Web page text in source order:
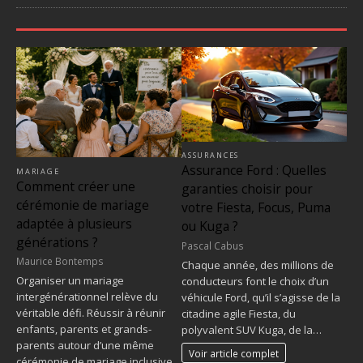
MARIAGE
Comment créer une
cérémonie de mariage
adaptée à plusieurs
générations ?
Maurice Bontemps
Organiser un mariage
intergénérationnel relève du
véritable défi. Réussir à réunir
enfants, parents et grands-
parents autour d’une même
ASSURANCES
Assurance Ford : Quelles
garanties choisir pour
votre Fiesta, Focus, Puma
ou Kuga ?
Pascal Cabus
Chaque année, des millions de
conducteurs font le choix d’un
véhicule Ford, qu’il s’agisse de la
citadine agile Fiesta, du
polyvalent SUV Kuga, de la…
Voir article complet